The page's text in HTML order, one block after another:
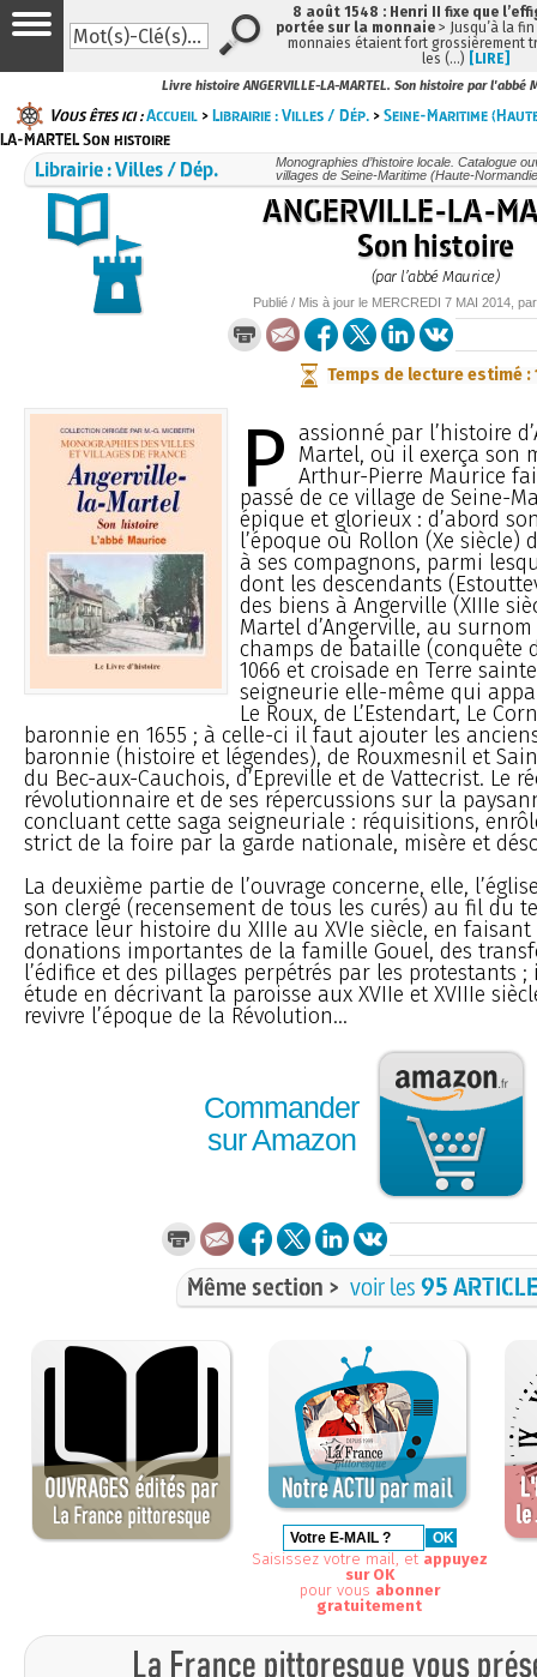
Livre histoire ANGERVILLE-LA-MARTEL. Son histoire par l'abbé
Vous êtes ici :Accueil >Librairie : Villes / Dép. >Seine-Maritime
LA-MARTEL Son histoire
Librairie : Villes / Dép.
Monographies d’histoire locale. Catalogue
villages de Seine-Maritime (Haute-
ANGERVILLE-LA-
Son histoire
(par l’abbé Maurice)
Publié / Mis à jour le MERCREDI 7 MAI 2014,
Temps de lecture estimé :
P assionné par l’histoire
Martel, où il exerça son
Arthur-Pierre Maurice
passé de ce village de Seine-
épique et glorieux : d’abord
l’époque où Rollon (Xe siècle)
à ses compagnons, parmi
dont les descendants
des biens à Angerville (XIIIe
Martel d’Angerville, au
champs de bataille (conquête
1066 et croisade en Terre
seigneurie elle-même qui
Le Roux, de L’Estendart, Le
baronnie en 1655 ; à celle-ci il faut ajouter les
baronnie (histoire et légendes), de Rouxmesnil et
du Bec-aux-Cauchois, d’Epreville et de Vattecrist. Le
révolutionnaire et de ses répercussions sur la
concluant cette saga seigneuriale : réquisitions,
strict de la foire par la garde nationale, misère et
La deuxième partie de l’ouvrage concerne, elle,
son clergé (recensement de tous les curés) au fil du
retrace leur histoire du XIIIe au XVIe siècle, en
donations importantes de la famille Gouel, des
l’édifice et des pillages perpétrés par les protestants
étude en décrivant la paroisse aux XVIIe et XVIIIe
revivre l’époque de la Révolution...
Commander
sur Amazon
Même section > voir les95
Saisissez votre mail, et appuyez
sur OK
pour vous abonner
gratuitement
8 août 1548 : Henri II fixe que
portée sur la monnaie > Jusqu’à la
monnaies étaient fort grossièrement
les (…) [LIRE]